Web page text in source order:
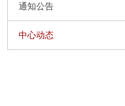
通知公告
中心动态